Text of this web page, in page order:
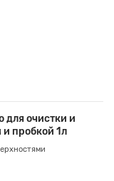
для очистки и
пробкой 1л